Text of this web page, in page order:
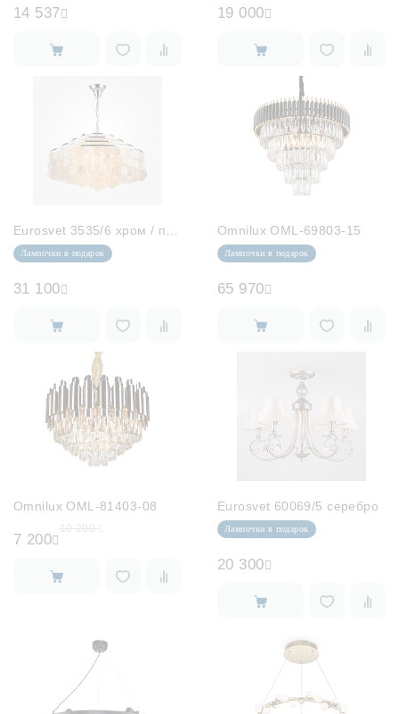
14 537 19 000
Лампочки в подарок
31 100
Omnilux OML-69803-15
Лампочки в подарок
65 970
Omnilux OML-81403-08
10 200
7 200
Eurosvet 60069/5 серебро
Лампочки в подарок
20 300